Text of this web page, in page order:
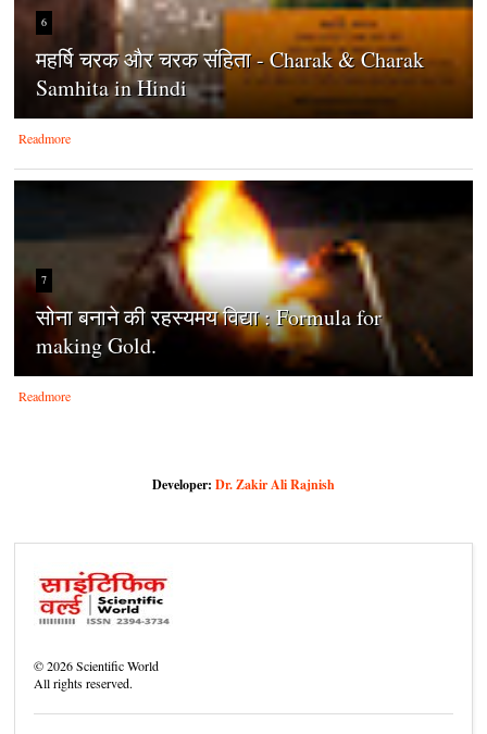
6
महर्षि चरक और चरक संहिता - Charak & Charak
Samhita in Hindi
Readmore
7
सोना बनाने की रहस्यमय विद्या : Formula for
making Gold.
Readmore
Developer: Dr. Zakir Ali Rajnish
©2026Scientific World
All rights reserved.